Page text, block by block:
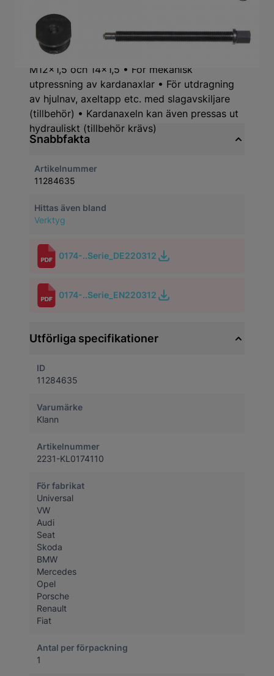
Produktbeskrivning
Passar universellt för hjulbultssystem med
M12x1,5 och 14x1,5 • För mekanisk
utpressning av kardanaxlar • För utdragning
av hjulnav, axeltapp etc. med slagavskiljare
(tillbehör) • Kardanaxeln kan även pressas ut
hydrauliskt (tillbehör krävs)
Snabbfakta
Artikelnummer
11284635
Hittas även bland
Verktyg
0174-..Serie_DE220312
0174-..Serie_EN220312
Utförliga specifikationer
ID
11284635
Varumärke
Klann
Artikelnummer
2231-KL0174110
För fabrikat
Universal
VW
Audi
Seat
Skoda
BMW
Mercedes
Opel
Porsche
Renault
Fiat
Antal per förpackning
1